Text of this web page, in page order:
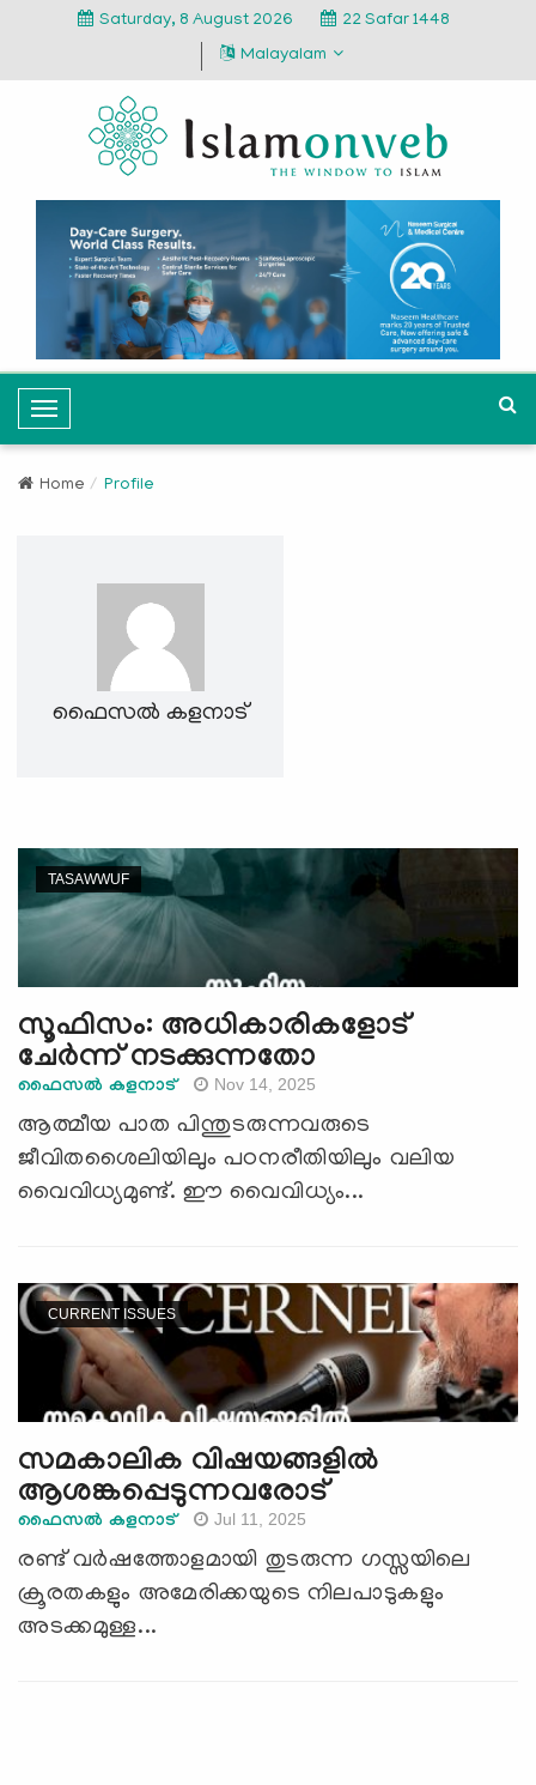
Saturday, 8 August 2026
22 Safar 1448
Malayalam
T
o
n
Home Profile
ഫൈസല്‍ കളനാട്
TASAWWUF
സൂഫിസം: അധികാരികളോട്
ചേര്‍ന്ന് നടക്കുന്നതോ
ഫൈസല്‍ കളനാട് Nov 14, 2025
ആത്മീയ പാത പിന്തുടരുന്നവരുടെ
ജീവിതശൈലിയിലും പഠനരീതിയിലും വലിയ
വൈവിധ്യമുണ്ട്. ഈ വൈവിധ്യം...
CURRENT ISSUES
സമകാലിക വിഷയങ്ങളില്‍
ആശങ്കപ്പെടുന്നവരോട്
ഫൈസല്‍ കളനാട് Jul 11, 2025
രണ്ട് വര്‍ഷത്തോളമായി തുടരുന്ന ഗസ്സയിലെ
ക്രൂരതകളും അമേരിക്കയുടെ നിലപാടുകളും
അടക്കമുള്ള...